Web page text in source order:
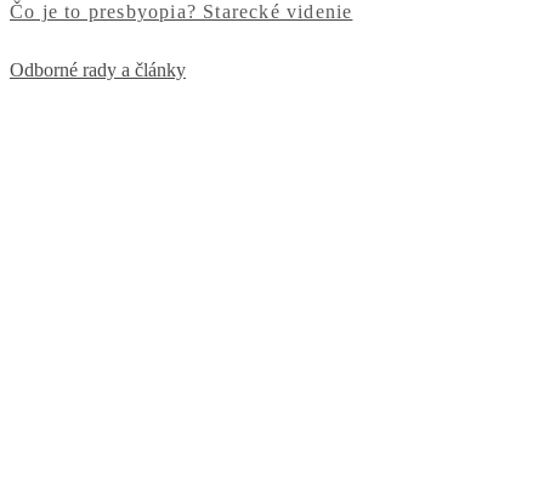
Čo je to presbyopia? Starecké videnie
Odborné rady a články